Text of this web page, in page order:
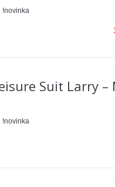
!novinka
Suit Larry –
!novinka